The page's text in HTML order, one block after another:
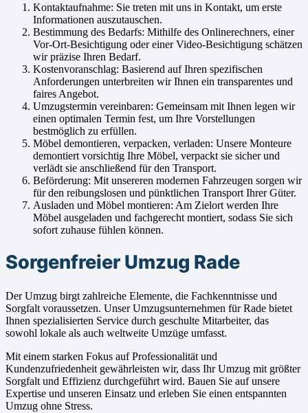
Kontaktaufnahme: Sie treten mit uns in Kontakt, um erste
Informationen auszutauschen.
Bestimmung des Bedarfs: Mithilfe des Onlinerechners, einer
Vor-Ort-Besichtigung oder einer Video-Besichtigung schätzen
wir präzise Ihren Bedarf.
Kostenvoranschlag: Basierend auf Ihren spezifischen
Anforderungen unterbreiten wir Ihnen ein transparentes und
faires Angebot.
Umzugstermin vereinbaren: Gemeinsam mit Ihnen legen wir
einen optimalen Termin fest, um Ihre Vorstellungen
bestmöglich zu erfüllen.
Möbel demontieren, verpacken, verladen: Unsere Monteure
demontiert vorsichtig Ihre Möbel, verpackt sie sicher und
verlädt sie anschließend für den Transport.
Beförderung: Mit unsereren modernen Fahrzeugen sorgen wir
für den reibungslosen und pünktlichen Transport Ihrer Güter.
Ausladen und Möbel montieren: Am Zielort werden Ihre
Möbel ausgeladen und fachgerecht montiert, sodass Sie sich
sofort zuhause fühlen können.
Sorgenfreier Umzug Rade
Der Umzug birgt zahlreiche Elemente, die Fachkenntnisse und
Sorgfalt voraussetzen. Unser Umzugsunternehmen für Rade bietet
Ihnen spezialisierten Service durch geschulte Mitarbeiter, das
sowohl lokale als auch weltweite Umzüge umfasst.
Mit einem starken Fokus auf Professionalität und
Kundenzufriedenheit gewährleisten wir, dass Ihr Umzug mit größter
Sorgfalt und Effizienz durchgeführt wird. Bauen Sie auf unsere
Expertise und unseren Einsatz und erleben Sie einen entspannten
Umzug ohne Stress.